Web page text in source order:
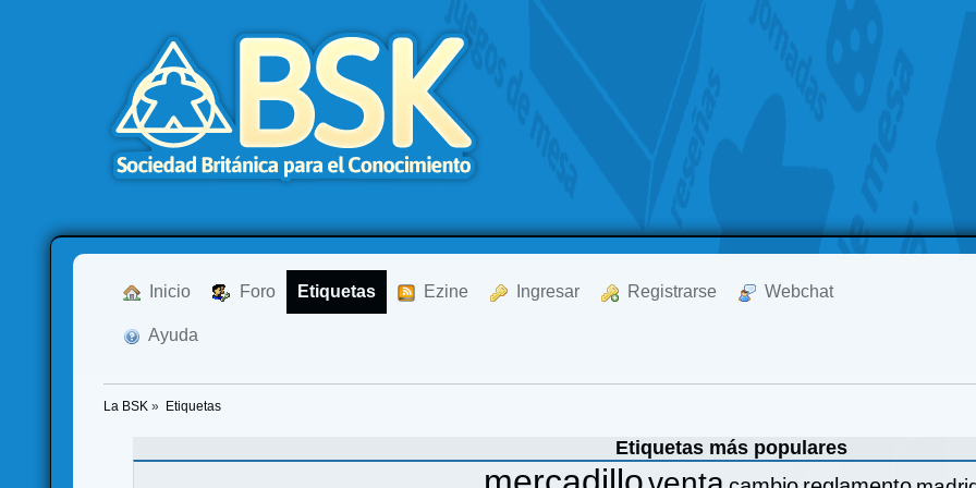
Inicio Foro Etiquetas Ezine Ingresar Registrarse Webchat
Ayuda
La BSK » Etiquetas
Etiquetas más populares